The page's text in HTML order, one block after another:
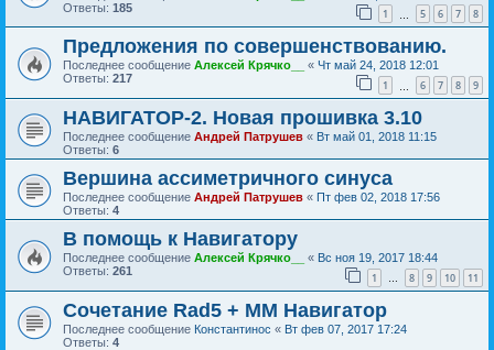
Ответы: 185 1 5 6 7 8
Предложения по совершенствованию.
Последнее сообщение Алексей Крячко__ « Чт май 24, 2018 12:01
Ответы: 217 1 6 7 8 9
НАВИГАТОР-2. Новая прошивка 3.10
Последнее сообщение Андрей Патрушев « Вт май 01, 2018 11:15
Ответы: 6
Вершина ассиметричного синуса
Последнее сообщение Андрей Патрушев « Пт фев 02, 2018 17:56
Ответы: 4
В помощь к Навигатору
Последнее сообщение Алексей Крячко__ « Вс ноя 19, 2017 18:44
Ответы: 261 1 … 8 9 10 11
Сочетание Rad5 + ММ Навигатор
Последнее сообщение Константинос « Вт фев 07, 2017 17:24
Ответы: 4